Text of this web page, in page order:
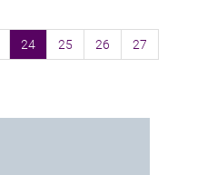
24 25 26 27